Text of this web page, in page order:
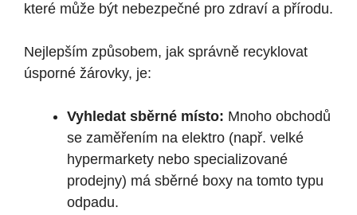
které může být nebezpečné pro zdraví a přírodu.
Nejlepším způsobem, jak správně recyklovat
úsporné žárovky, je:
Vyhledat sběrné místo: Mnoho obchodů
se zaměřením na elektro (např. velké
hypermarkety nebo specializované
prodejny) má sběrné boxy na tomto typu
odpadu.